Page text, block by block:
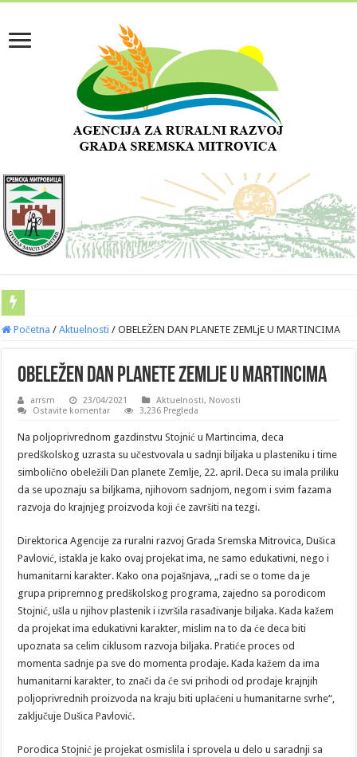
Početna / Aktuelnosti / OBELEŽEN DAN PLANETE ZEMLjE U MARTINCIMA
OBELEŽEN DAN PLANETE ZEMLjE U MARTINCIMA
arrsm 23/04/2021 Aktuelnosti, Novosti
Ostavite komentar
3,236 Pregleda
Na poljoprivrednom gazdinstvu Stojnić u Martincima, deca
predškolskog uzrasta su učestvovala u sadnji biljaka u plasteniku i time
simbolično obeležili Dan planete Zemlje, 22. april. Deca su imala priliku
da se upoznaju sa biljkama, njihovom sadnjom, negom i svim fazama
razvoja do krajnjeg proizvoda koji će završiti na tezgi.
Direktorica Agencije za ruralni razvoj Grada Sremska Mitrovica, Dušica
Pavlović, istakla je kako ovaj projekat ima, ne samo edukativni, nego i
humanitarni karakter. Kako ona pojašnjava, „radi se o tome da je
grupa pripremnog predškolskog programa, zajedno sa porodicom
Stojnić, ušla u njihov plastenik i izvršila rasađivanje biljaka. Kada kažem
da projekat ima edukativni karakter, mislim na to da će deca biti
upoznata sa celim ciklusom razvoja biljaka. Pratiće proces od
momenta sadnje pa sve do momenta prodaje. Kada kažem da ima
humanitarni karakter, to znači da će svi prihodi od prodaje krajnjih
poljoprivrednih proizvoda na kraju biti uplaćeni u humanitarne svrhe“,
zaključuje Dušica Pavlović.
Porodica Stojnić je projekat osmislila i sprovela u delo u saradnji sa